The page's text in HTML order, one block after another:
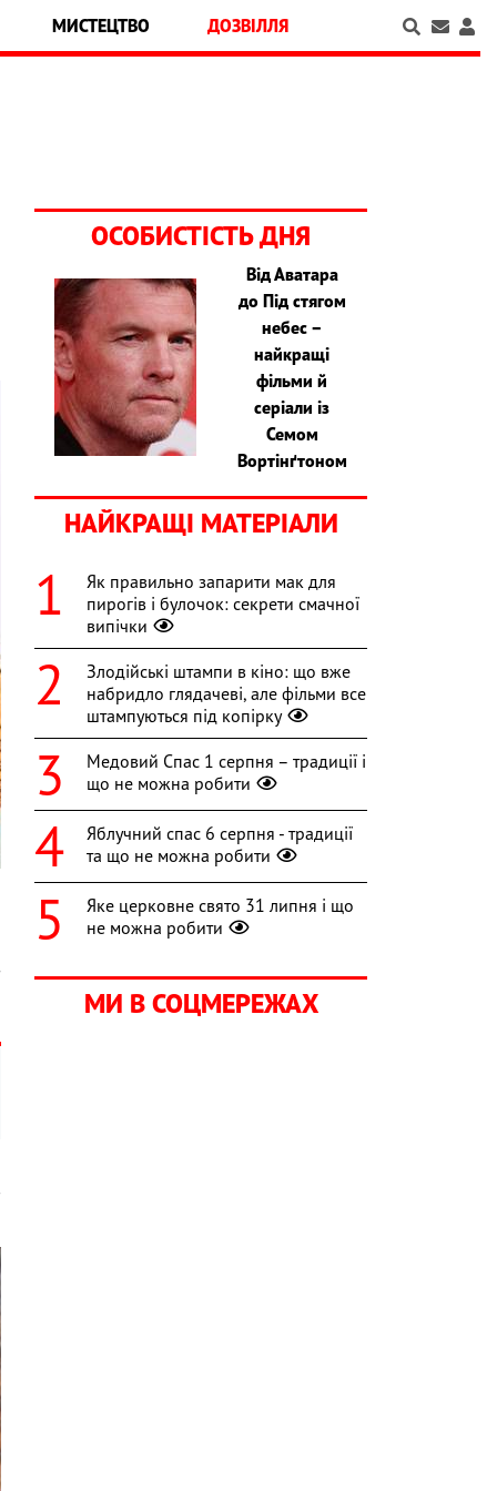
МИСТЕЦТВО ДОЗВІЛЛЯ
ОСОБИСТІСТЬ ДНЯ
Від Аватара
до Під стягом
небес –
найкращі
фільми й
серіали із
Семом
Вортінґтоном
НАЙКРАЩІ МАТЕРІАЛИ
Як правильно запарити мак для
пирогів і булочок: секрети смачної
випічки
Злодійські штампи в кіно: що вже
набридло глядачеві, але фільми все
штампуються під копірку
Медовий Спас 1 серпня – традиції і
що не можна робити
Яблучний спас 6 серпня - традиції
та що не можна робити
Яке церковне свято 31 липня і що
не можна робити
МИ В СОЦМЕРЕЖАХ